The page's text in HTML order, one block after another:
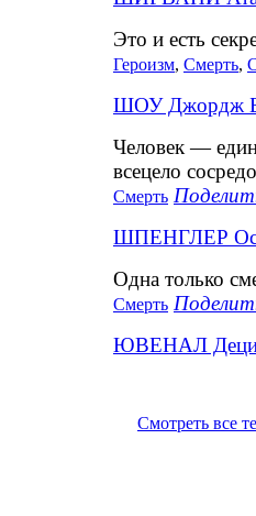
Это и есть
Героизм, Смерть,
ШОУ Джордж
Человек —
всецело
Смерть
ШПЕНГЛЕР
Одна только
Смерть
ЮВЕНАЛ
Смотреть все